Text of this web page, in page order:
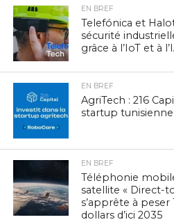
EN BREF
Telefónica et
sécurité
grâce à l’IoT et à
EN BREF
AgriTech : 216
startup
EN BREF
Téléphonie
satellite « Direct-
s’apprête à peser
dollars d’ici 2035